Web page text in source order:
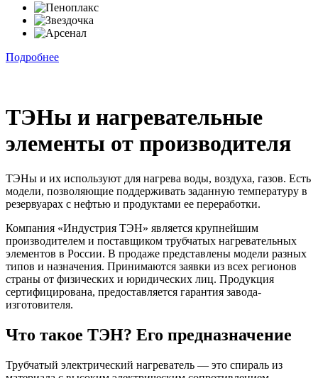
Подробнее
ТЭНы и нагревательные
элементы от производителя
ТЭНы и их используют для нагрева воды, воздуха, газов. Есть
модели, позволяющие поддерживать заданную температуру в
резервуарах с нефтью и продуктами ее переработки.
Компания «Индустрия ТЭН» является крупнейшим
производителем и поставщиком трубчатых нагревательных
элементов в России. В продаже представлены модели разных
типов и назначения. Принимаются заявки из всех регионов
страны от физических и юридических лиц. Продукция
сертифицирована, предоставляется гарантия завода-
изготовителя.
Что такое ТЭН? Его предназначение
Трубчатый электрический нагреватель — это спираль из